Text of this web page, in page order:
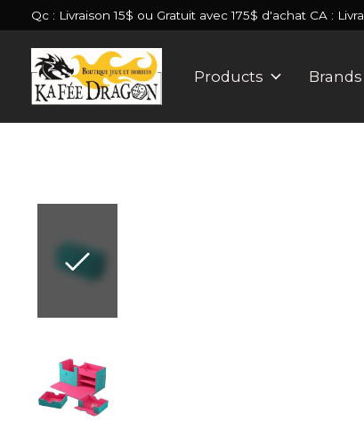
Qc : Livraison 15$ ou Gratuit avec 175$ d'achat CA :
Products Brands